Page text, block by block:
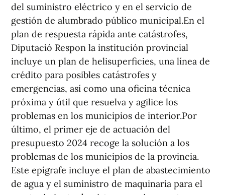
del suministro eléctrico y en el servicio de
gestión de alumbrado público municipal.En el
plan de respuesta rápida ante catástrofes,
Diputació Respon la institución provincial
incluye un plan de helisuperficies, una línea de
crédito para posibles catástrofes y
emergencias, así como una oficina técnica
próxima y útil que resuelva y agilice los
problemas en los municipios de interior.Por
último, el primer eje de actuación del
presupuesto 2024 recoge la solución a los
problemas de los municipios de la provincia.
Este epígrafe incluye el plan de abastecimiento
de agua y el suministro de maquinaria para el